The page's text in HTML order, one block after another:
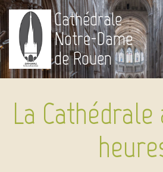
Cathédrale
Notre-Dame
de Rouen
La